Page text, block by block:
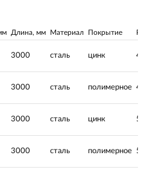
Длина, мм Материал Покрытие
3000 сталь цинк
3000 сталь полимерное
3000 сталь цинк
3000 сталь полимерное